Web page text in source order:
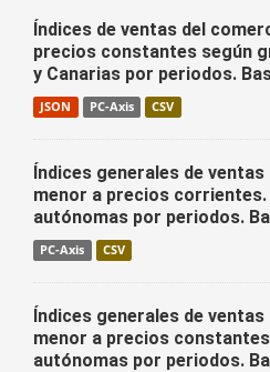
Índices de ventas del
precios constantes según
y Canarias por periodos.
JSON PC-Axis CSV
Índices generales de
menor a precios corrientes.
autónomas por periodos.
PC-Axis CSV
Índices generales de
menor a precios
autónomas por periodos.